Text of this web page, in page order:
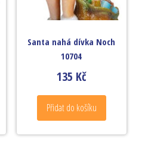
Santa nahá dívka Noch
10704
135 Kč
Přidat do košíku